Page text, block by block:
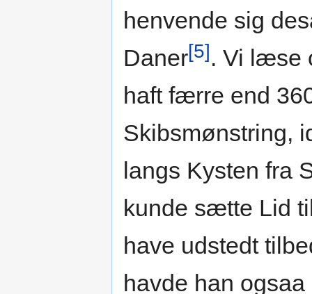
henvende sig
Daner[5]. Vi læse
haft færre end
Skibsmønstring,
langs Kysten fra
kunde sætte Lid
have udstedt
havde han